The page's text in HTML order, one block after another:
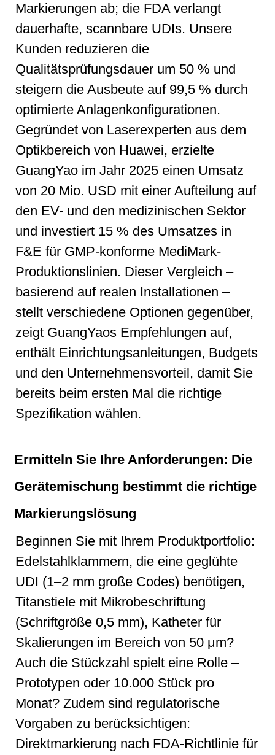
Markierungen ab; die FDA verlangt
dauerhafte, scannbare UDIs. Unsere
Kunden reduzieren die
Qualitätsprüfungsdauer um 50 % und
steigern die Ausbeute auf 99,5 % durch
optimierte Anlagenkonfigurationen.
Gegründet von Laserexperten aus dem
Optikbereich von Huawei, erzielte
GuangYao im Jahr 2025 einen Umsatz
von 20 Mio. USD mit einer Aufteilung auf
den EV- und den medizinischen Sektor
und investiert 15 % des Umsatzes in
F&E für GMP-konforme MediMark-
Produktionslinien. Dieser Vergleich –
basierend auf realen Installationen –
stellt verschiedene Optionen gegenüber,
zeigt GuangYaos Empfehlungen auf,
enthält Einrichtungsanleitungen, Budgets
und den Unternehmensvorteil, damit Sie
bereits beim ersten Mal die richtige
Spezifikation wählen.
Ermitteln Sie Ihre Anforderungen: Die
Gerätemischung bestimmt die richtige
Markierungslösung
Beginnen Sie mit Ihrem Produktportfolio:
Edelstahlklammern, die eine geglühte
UDI (1–2 mm große Codes) benötigen,
Titanstiele mit Mikrobeschriftung
(Schriftgröße 0,5 mm), Katheter für
Skalierungen im Bereich von 50 μm?
Auch die Stückzahl spielt eine Rolle –
Prototypen oder 10.000 Stück pro
Monat? Zudem sind regulatorische
Vorgaben zu berücksichtigen:
Direktmarkierung nach FDA-Richtlinie für